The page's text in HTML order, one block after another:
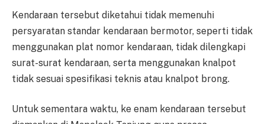
Kendaraan tersebut diketahui tidak memenuhi
persyaratan standar kendaraan bermotor, seperti tidak
menggunakan plat nomor kendaraan, tidak dilengkapi
surat-surat kendaraan, serta menggunakan knalpot
tidak sesuai spesifikasi teknis atau knalpot brong.
Untuk sementara waktu, ke enam kendaraan tersebut